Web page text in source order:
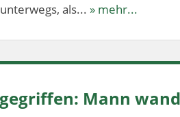
als... » mehr...
Mann